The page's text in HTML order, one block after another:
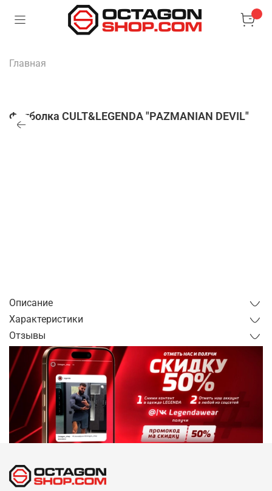
Главная
Футболка CULT&LEGENDA "PAZMANIAN DEVIL"
Описание
Характеристики
Отзывы